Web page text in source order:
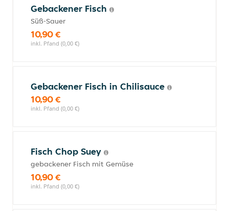
Gebackener Fisch
Süß-Sauer
10,90 €
inkl. Pfand (0,00 €)
Gebackener Fisch in Chilisauce
10,90 €
inkl. Pfand (0,00 €)
Fisch Chop Suey
gebackener Fisch mit Gemüse
10,90 €
inkl. Pfand (0,00 €)